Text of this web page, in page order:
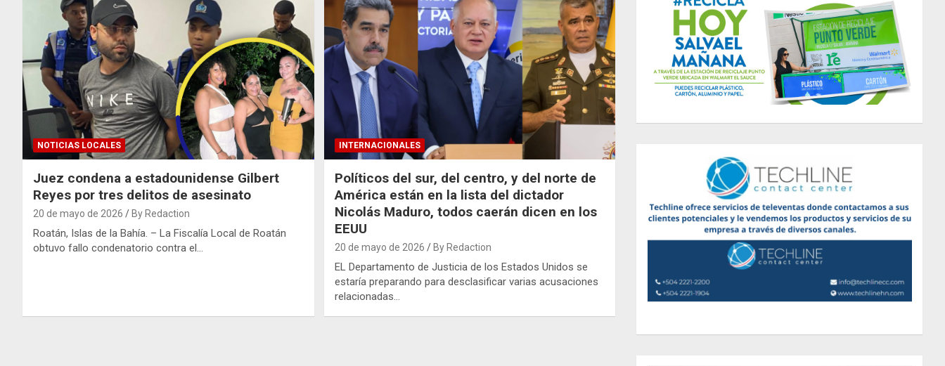
NOTICIAS LOCALES
Juez condena a estadounidense Gilbert
Reyes por tres delitos de asesinato
20 de mayo de 2026 By Redaction
Roatán, Islas de la Bahía. – La Fiscalía Local de Roatán
obtuvo fallo condenatorio contra el…
INTERNACIONALES
Políticos del sur, del centro, y del norte de
América están en la lista del dictador
Nicolás Maduro, todos caerán dicen en los
EEUU
20 de mayo de 2026 By Redaction
EL Departamento de Justicia de los Estados Unidos se
estaría preparando para desclasificar varias acusaciones
relacionadas…